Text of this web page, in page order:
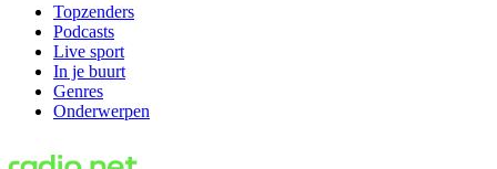
Topzenders
Podcasts
Live sport
In je buurt
Genres
Onderwerpen